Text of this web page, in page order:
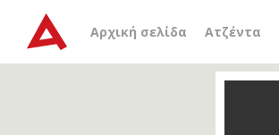
Αρχική σελίδα Ατζέντα